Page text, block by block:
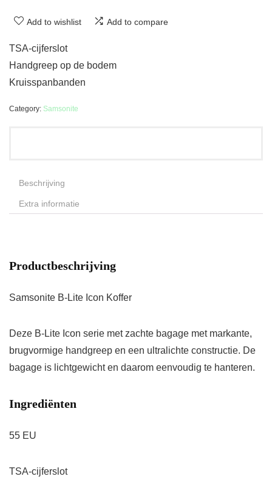
Add to wishlist Add to compare
TSA-cijferslot
Handgreep op de bodem
Kruisspanbanden
Category: Samsonite
Beschrijving
Extra informatie
Productbeschrijving
Samsonite B-Lite Icon Koffer
Deze B-Lite Icon serie met zachte bagage met markante,
brugvormige handgreep en een ultralichte constructie. De
bagage is lichtgewicht en daarom eenvoudig te hanteren.
Ingrediënten
55 EU
TSA-cijferslot